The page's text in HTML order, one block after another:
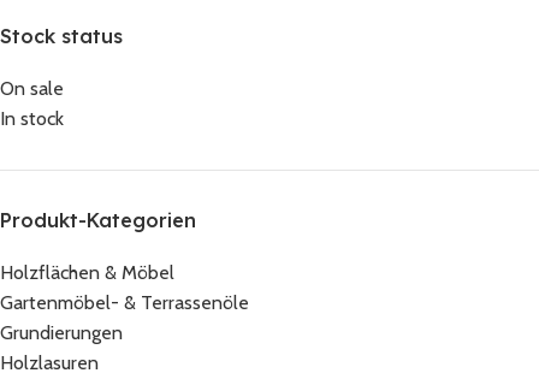
Stock status
On sale
In stock
Produkt-Kategorien
Holzflächen & Möbel
Gartenmöbel- & Terrassenöle
Grundierungen
Holzlasuren